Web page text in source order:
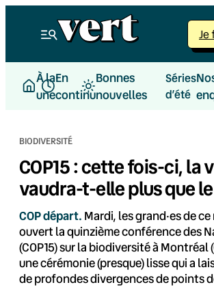
Je
À la
une
En
continu
Bonnes
nouvelles
Séries
d’été
BIODIVERSITÉ
COP15 : cette fois-ci, la
vaudra-t-elle plus que
COP départ. Mardi, les grand·es de
ouvert la quinzième conférence des
(COP15) sur la biodiversité à Montréal
une cérémonie (presque) lisse qui a
de profondes divergences de points